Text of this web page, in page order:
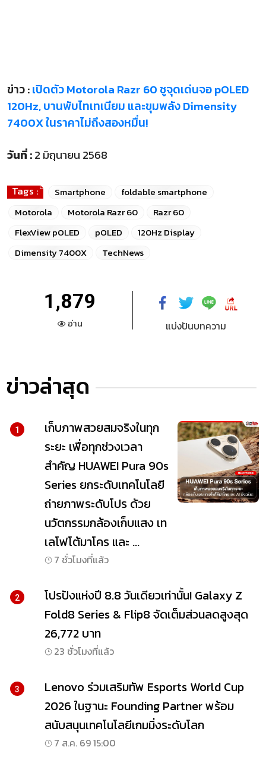
ข่าว :เปิดตัว Motorola Razr 60 ชูจุดเด่นจอ pOLED
120Hz, บานพับไทเทเนียม และขุมพลัง Dimensity
7400X ในราคาไม่ถึงสองหมื่น!
วันที่ :2 มิถุนายน 2568
Tags : Smartphone
foldable smartphone
Motorola
Motorola Razr 60
Razr 60
FlexView pOLED
pOLED
120Hz Display
Dimensity 7400X
TechNews
1,879
อ่าน แบ่งปันบทความ
ข่าวล่าสุด
1
เก็บภาพสวยสมจริงในทุก
ระยะ เพื่อทุกช่วงเวลา
สำคัญ HUAWEI Pura 90s
Series ยกระดับเทคโนโลยี
ถ่ายภาพระดับโปร ด้วย
นวัตกรรมกล้องเก็บแสง เท
เลโฟโต้มาโคร และ ...
7 ชั่วโมงที่แล้ว
2
โปรปังแห่งปี 8.8 วันเดียวเท่านั้น! Galaxy Z
Fold8 Series & Flip8 จัดเต็มส่วนลดสูงสุด
26,772 บาท
23 ชั่วโมงที่แล้ว
3
Lenovo ร่วมเสริมทัพ Esports World Cup
2026 ในฐานะ Founding Partner พร้อม
สนับสนุนเทคโนโลยีเกมมิ่งระดับโลก
7 ส.ค. 69 15:00